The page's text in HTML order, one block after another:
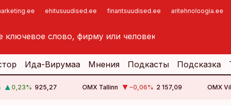
ehitusuudised.ee finantsuudised.ee aritehnoloogia.ee
Ида-Вирумаа Мнения Подкасты Подсказка
0,23% 925,27 OMX Tallinn −0,06% 2 157,09 OMX